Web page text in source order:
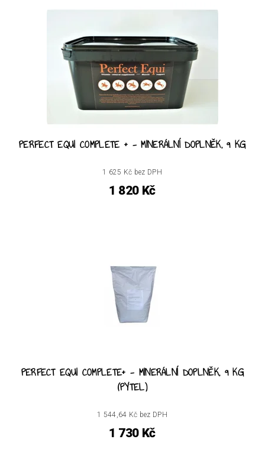
PERFECT EQUI COMPLETE + - MINERÁLNÍ DOPLNĚK, 9 KG
1 625 Kč bez DPH
1 820 Kč
PERFECT EQUI COMPLETE+ - MINERÁLNÍ DOPLNĚK, 9 KG
(PYTEL)
1 544,64 Kč bez DPH
1 730 Kč